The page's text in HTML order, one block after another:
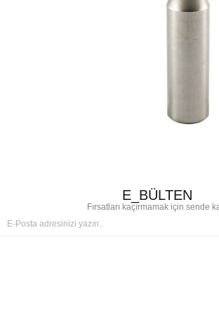
E_BÜLTEN
Fırsatları kaçırmamak için sende